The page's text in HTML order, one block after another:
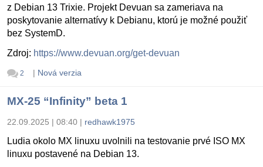
z Debian 13 Trixie. Projekt Devuan sa zameriava na
poskytovanie alternatívy k Debianu, ktorú je možné použiť
bez SystemD.
Zdroj: https://www.devuan.org/get-devuan
2 | Nová verzia
MX-25 “Infinity” beta 1
22.09.2025 | 08:40 | redhawk1975
Ludia okolo MX linuxu uvolnili na testovanie prvé ISO MX
linuxu postavené na Debian 13.